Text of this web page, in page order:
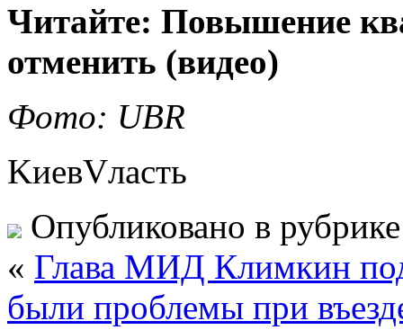
Читайте: Повышение
отменить (видео)
Фото: UBR
KиевVласть
Опубликовано в
« Глава МИД Климкин
были проблемы при